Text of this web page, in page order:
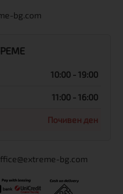
bg.com
10:00 - 19:00
11:00 - 16:00
Почивен ден
bg.com